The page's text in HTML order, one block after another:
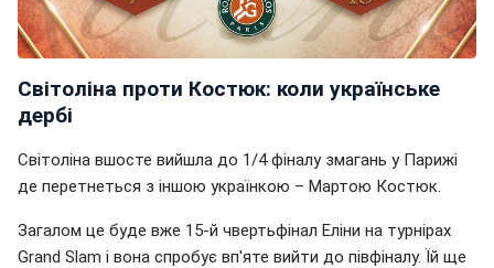
Світоліна проти Костюк: коли українське
дербі
Світоліна вшосте вийшла до 1/4 фіналу змагань у Парижі
де перетнеться з іншою українкою – Мартою Костюк.
Загалом це буде вже 15-й чвертьфінал Еліни на турнірах
Grand Slam і вона спробує вп'яте вийти до півфіналу. Їй ще